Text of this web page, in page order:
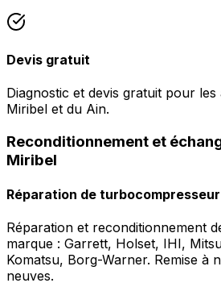
Devis gratuit
Diagnostic et devis gratuit pour les
Miribel et du Ain.
Reconditionnement et
Miribel
Réparation de turbocompresseur
Réparation et reconditionnement
marque : Garrett, Holset, IHI,
Komatsu, Borg-Warner. Remise à
neuves.